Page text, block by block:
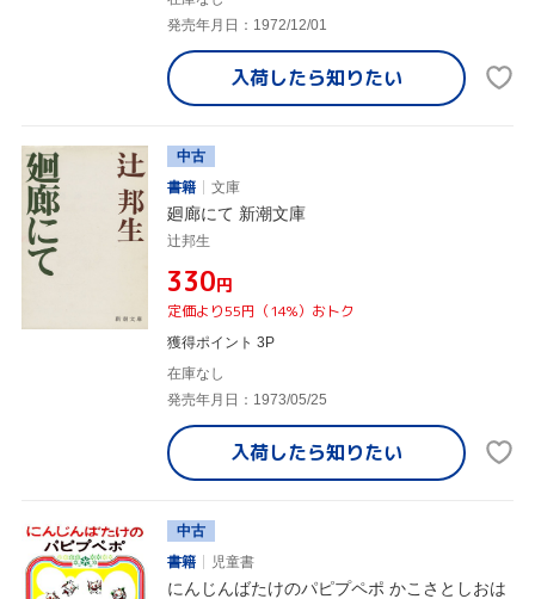
発売年月日：1972/12/01
入荷したら知りたい
中古
書籍
文庫
廻廊にて 新潮文庫
辻邦生
¥330円
定価より55円（14%）おトク
獲得ポイント 3P
在庫なし
発売年月日：1973/05/25
入荷したら知りたい
中古
書籍
児童書
にんじんばたけのパピプペポ かこさとしおは